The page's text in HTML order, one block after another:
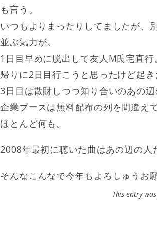
も言う。
いつもよりまったりしてましたが、
並ぶ気力が。
1日目早めに脱出して友人M氏宅直行
帰りに2日目行こうと思ったけど起き
3日目は散財しつつ知り合いのあの
企業ブースは無料配布の列を間違え
ほとんど何も。
2008年最初に聴いた曲はあの辺の人
そんなこんなで今年もよろしゅうお
This entry